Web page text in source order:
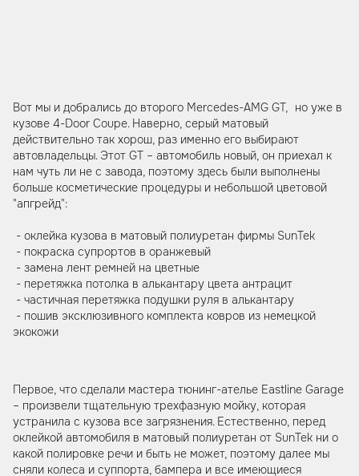
Вот мы и добрались до второго Mercedes-AMG GT, но уже в
кузове 4-Door Coupe. Наверно, серый матовый
действительно так хорош, раз именно его выбирают
автовладельцы. Этот GT – автомобиль новый, он приехал к
нам чуть ли не с завода, поэтому здесь были выполнены
больше косметические процедуры и небольшой цветовой
"апгрейд":
- оклейка кузова в матовый полиуретан фирмы SunTek
- покраска супрортов в оранжевый
- замена лент ремней на цветные
- перетяжка потолка в алькантару цвета антрацит
- частичная перетяжка подушки руля в алькантару
- пошив эксклюзивного комплекта ковров из немецкой
экокожи
Первое, что сделали мастера тюнинг-ателье Eastline Garage
– произвели тщательную трехфазную мойку, которая
устранила с кузова все загрязнения. Естественно, перед
оклейкой автомобиля в матовый полиуретан от SunTek ни о
какой полировке речи и быть не может, поэтому далее мы
сняли колеса и суппорта, бампера и все имеющиеся